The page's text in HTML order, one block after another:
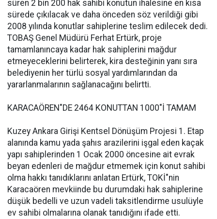
süren 2 bin 200 hak sahibi konutun ihalesine en kısa
sürede çıkılacak ve daha önceden söz verildiği gibi
2008 yılında konutlar sahiplerine teslim edilecek dedi.
TOBAŞ Genel Müdürü Ferhat Ertürk, proje
tamamlanıncaya kadar hak sahiplerini mağdur
etmeyeceklerini belirterek, kira desteğinin yanı sıra
belediyenin her türlü sosyal yardımlarından da
yararlanmalarının sağlanacağını belirtti.
KARACAÖREN"DE 2464 KONUTTAN 1000"İ TAMAM
Kuzey Ankara Girişi Kentsel Dönüşüm Projesi 1. Etap
alanında kamu yada şahıs arazilerini işgal eden kaçak
yapı sahiplerinden 1 Ocak 2000 öncesine ait evrak
beyan edenleri de mağdur etmemek için konut sahibi
olma hakkı tanıdıklarını anlatan Ertürk, TOKİ"nin
Karacaören mevkiinde bu durumdaki hak sahiplerine
düşük bedelli ve uzun vadeli taksitlendirme usulüyle
ev sahibi olmalarına olanak tanıdığını ifade etti.